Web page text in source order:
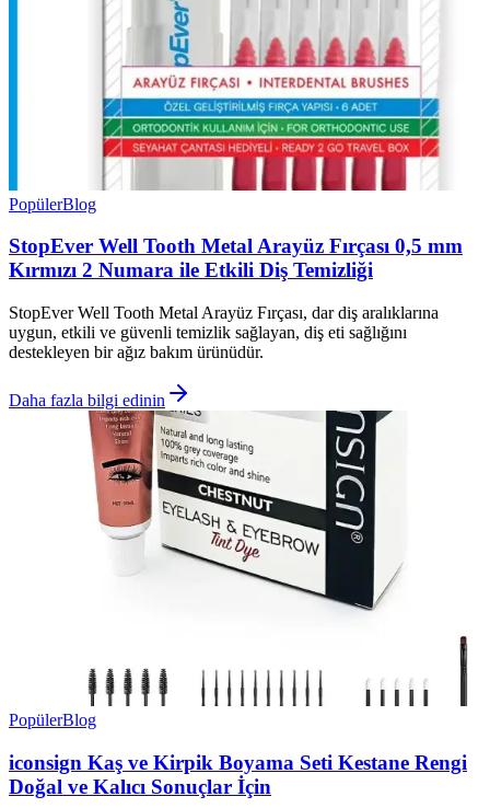
PopülerBlog
StopEver Well Tooth Metal Arayüz Fırçası 0,5 mm
Kırmızı 2 Numara ile Etkili Diş Temizliği
StopEver Well Tooth Metal Arayüz Fırçası, dar diş aralıklarına
uygun, etkili ve güvenli temizlik sağlayan, diş eti sağlığını
destekleyen bir ağız bakım ürünüdür.
Daha fazla bilgi edinin
PopülerBlog
iconsign Kaş ve Kirpik Boyama Seti Kestane Rengi
Doğal ve Kalıcı Sonuçlar İçin